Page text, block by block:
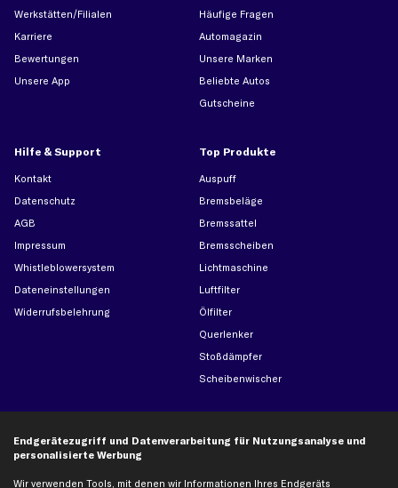
Werkstätten/Filialen
Karriere
Bewertungen
Unsere App
Häufige Fragen
Automagazin
Unsere Marken
Beliebte Autos
Gutscheine
Hilfe & Support
Kontakt
Datenschutz
AGB
Impressum
Whistleblowersystem
Dateneinstellungen
Widerrufsbelehrung
Top Produkte
Auspuff
Bremsbeläge
Bremssattel
Bremsscheiben
Lichtmaschine
Luftfilter
Ölfilter
Querlenker
Stoßdämpfer
Scheibenwischer
Audi Ersatzteile
Endgerätezugriff und Datenverarbeitung für Nutzungsanalyse und
personalisierte Werbung
Wir verwenden Tools, mit denen wir Informationen Ihres Endgeräts